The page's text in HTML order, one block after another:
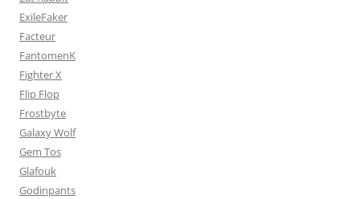
ExileFaker
Facteur
FantomenK
Fighter X
Flip Flop
Frostbyte
Galaxy Wolf
Gem Tos
Glafouk
Godinpants